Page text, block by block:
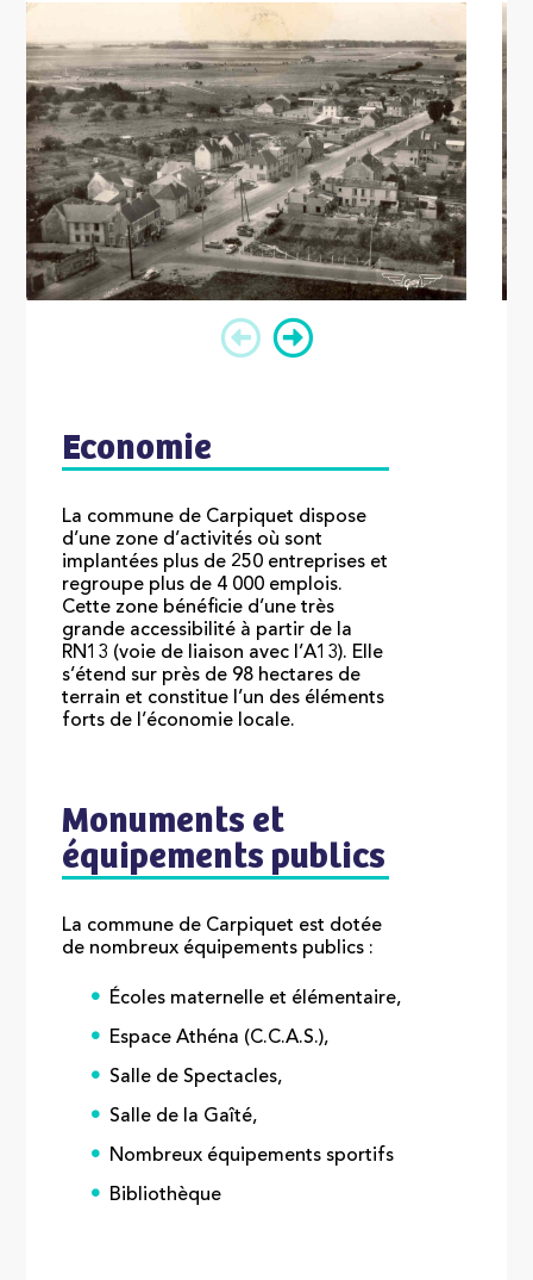
Economie
La commune de Carpiquet dispose
d’une zone d’activités où sont
implantées plus de 250 entreprises et
regroupe plus de 4 000 emplois.
Cette zone bénéficie d’une très
grande accessibilité à partir de la
RN13 (voie de liaison avec l’A13). Elle
s’étend sur près de 98 hectares de
terrain et constitue l’un des éléments
forts de l’économie locale.
Monuments et
équipements publics
La commune de Carpiquet est dotée
de nombreux équipements publics :
Écoles maternelle et élémentaire,
Espace Athéna (C.C.A.S.),
Salle de Spectacles,
Salle de la Gaîté,
Nombreux équipements sportifs
Bibliothèque